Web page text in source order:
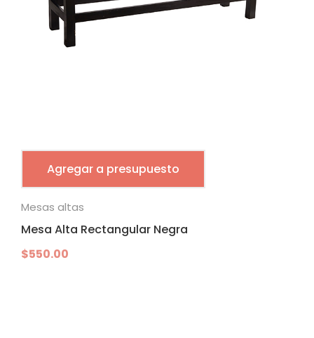
Agregar a presupuesto
Mesas altas
Mesa Alta Rectangular Negra
$550.00